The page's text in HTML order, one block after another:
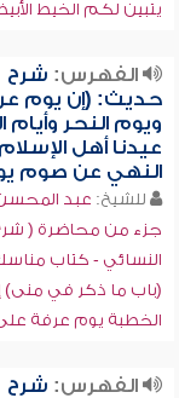
يتبين لكم الخيط
الفهرس: شرح
حديث: (إن يوم
ويوم النحر وأيام
عيدنا أهل
النهي عن صوم
للشيخ: عبد المحسن
جزء من محاضرة (
النسائي - كتاب
(باب ما ذكر في منى)
الخطبة يوم عرفة على
الفهرس: شرح